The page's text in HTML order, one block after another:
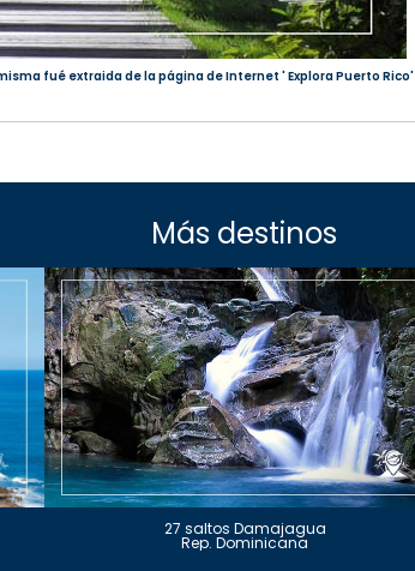
fué extraida de la página de Internet ' Explora Puerto Rico'
Más destinos
27 saltos Damajagua
Rep. Dominicana